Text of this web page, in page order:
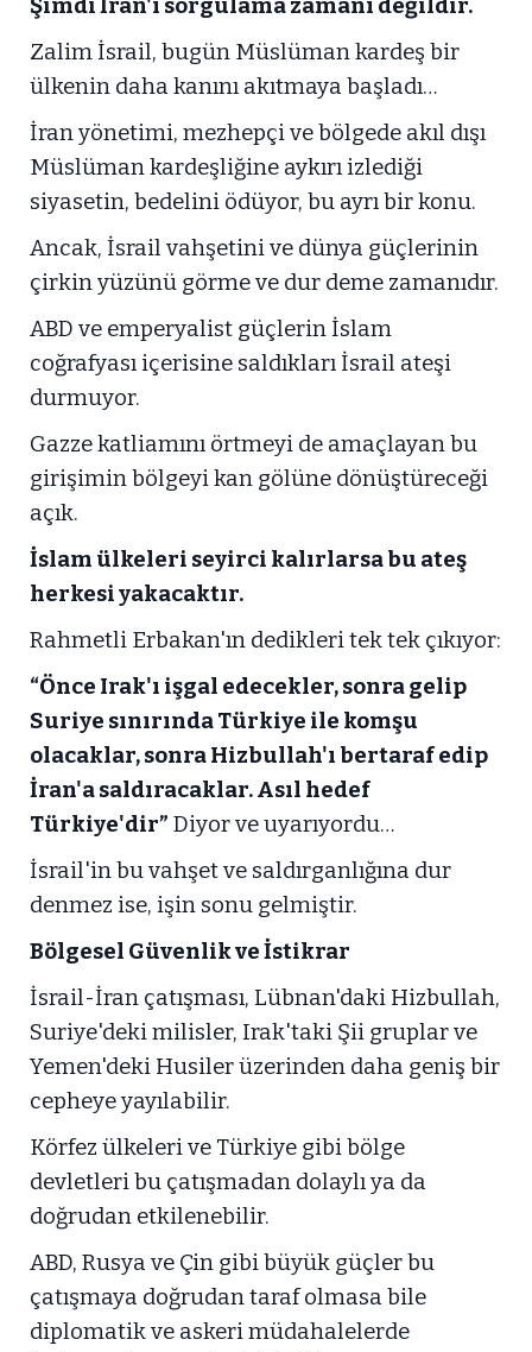
Şimdi İran'ı sorgulama zamanı değildir.
Zalim İsrail, bugün Müslüman kardeş bir
ülkenin daha kanını akıtmaya başladı…
İran yönetimi, mezhepçi ve bölgede akıl dışı
Müslüman kardeşliğine aykırı izlediği
siyasetin, bedelini ödüyor, bu ayrı bir konu.
Ancak, İsrail vahşetini ve dünya güçlerinin
çirkin yüzünü görme ve dur deme zamanıdır.
ABD ve emperyalist güçlerin İslam
coğrafyası içerisine saldıkları İsrail ateşi
durmuyor.
Gazze katliamını örtmeyi de amaçlayan bu
girişimin bölgeyi kan gölüne dönüştüreceği
açık.
İslam ülkeleri seyirci kalırlarsa bu ateş
herkesi yakacaktır.
Rahmetli Erbakan'ın dedikleri tek tek çıkıyor:
“Önce Irak'ı işgal edecekler, sonra gelip
Suriye sınırında Türkiye ile komşu
olacaklar, sonra Hizbullah'ı bertaraf edip
İran'a saldıracaklar. Asıl hedef
Türkiye'dir” Diyor ve uyarıyordu…
İsrail'in bu vahşet ve saldırganlığına dur
denmez ise, işin sonu gelmiştir.
Bölgesel Güvenlik ve İstikrar
İsrail-İran çatışması, Lübnan'daki Hizbullah,
Suriye'deki milisler, Irak'taki Şii gruplar ve
Yemen'deki Husiler üzerinden daha geniş bir
cepheye yayılabilir.
Körfez ülkeleri ve Türkiye gibi bölge
devletleri bu çatışmadan dolaylı ya da
doğrudan etkilenebilir.
ABD, Rusya ve Çin gibi büyük güçler bu
çatışmaya doğrudan taraf olmasa bile
diplomatik ve askeri müdahalelerde